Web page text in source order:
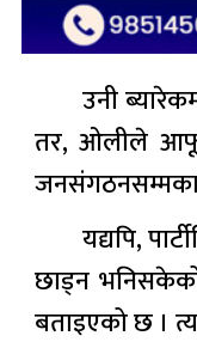
उनी
तर, ओलीले आफू
जनसंगठनसम्मका
यद्यपि,
छाड्न
बताइएको छ ।